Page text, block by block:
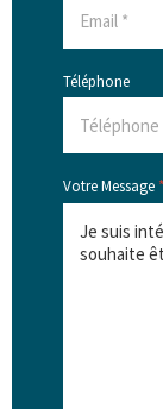
Téléphone
Votre Message *